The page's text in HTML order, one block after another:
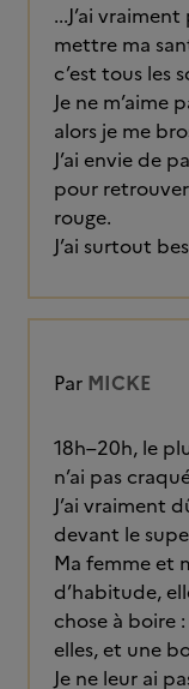
...J’ai
mettre ma
c’est tous les
Je ne m’aime
alors je me
J’ai envie de
pour
rouge.
J’ai surtout
Par MICKE
18h–20h, le
n’ai pas
J’ai vraiment
devant le
Ma femme et
d’habitude,
chose à boire
elles, et une
Je ne leur ai